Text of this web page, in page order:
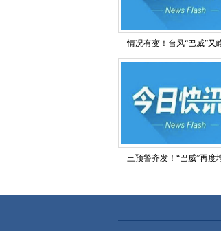
情况有变！台风“巴威”又
三预警齐发！“巴威”再度